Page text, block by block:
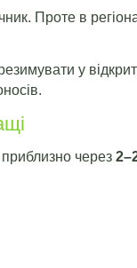
Проте в
у
приблизно через